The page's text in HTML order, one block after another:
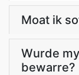
Moat ik
Wurde
bewarre?